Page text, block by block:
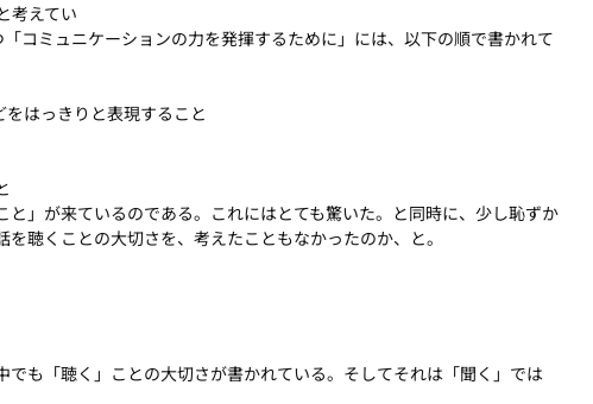
考えてい
コミュニケーションの力を発揮するために」には、以下の順で書かれて
をはっきりと表現すること
」が来ているのである。これにはとても驚いた。と同時に、少し恥ずか
聴くことの大切さを、考えたこともなかったのか、と。
も「聴く」ことの大切さが書かれている。そしてそれは「聞く」では